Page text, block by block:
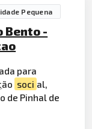
Pequena
Bento -
para
ão soci al,
de Pinhal de